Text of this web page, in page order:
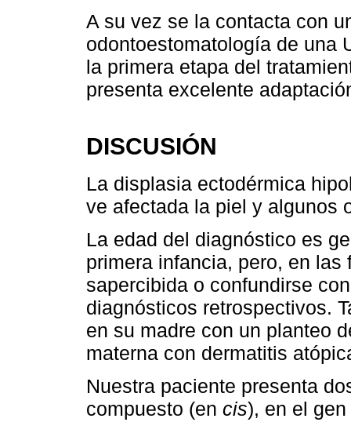
A su vez se la contacta con
odontoestomatología de una
la primera etapa del
presenta excelente
DISCUSIÓN
La displasia ectodérmica
ve afectada la piel y algunos
La edad del diagnóstico es
primera infancia, pero, en
sapercibida o confundirse
diagnósticos retrospectivos.
en su madre con un planteo
materna con dermatitis
Nuestra paciente presenta
compuesto (en cis), en el gen